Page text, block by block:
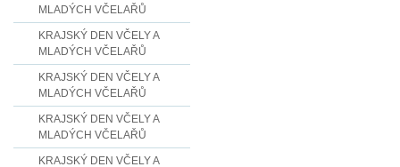
MLADÝCH VČELAŘŮ
KRAJSKÝ DEN VČELY A
MLADÝCH VČELAŘŮ
KRAJSKÝ DEN VČELY A
MLADÝCH VČELAŘŮ
KRAJSKÝ DEN VČELY A
MLADÝCH VČELAŘŮ
KRAJSKÝ DEN VČELY A